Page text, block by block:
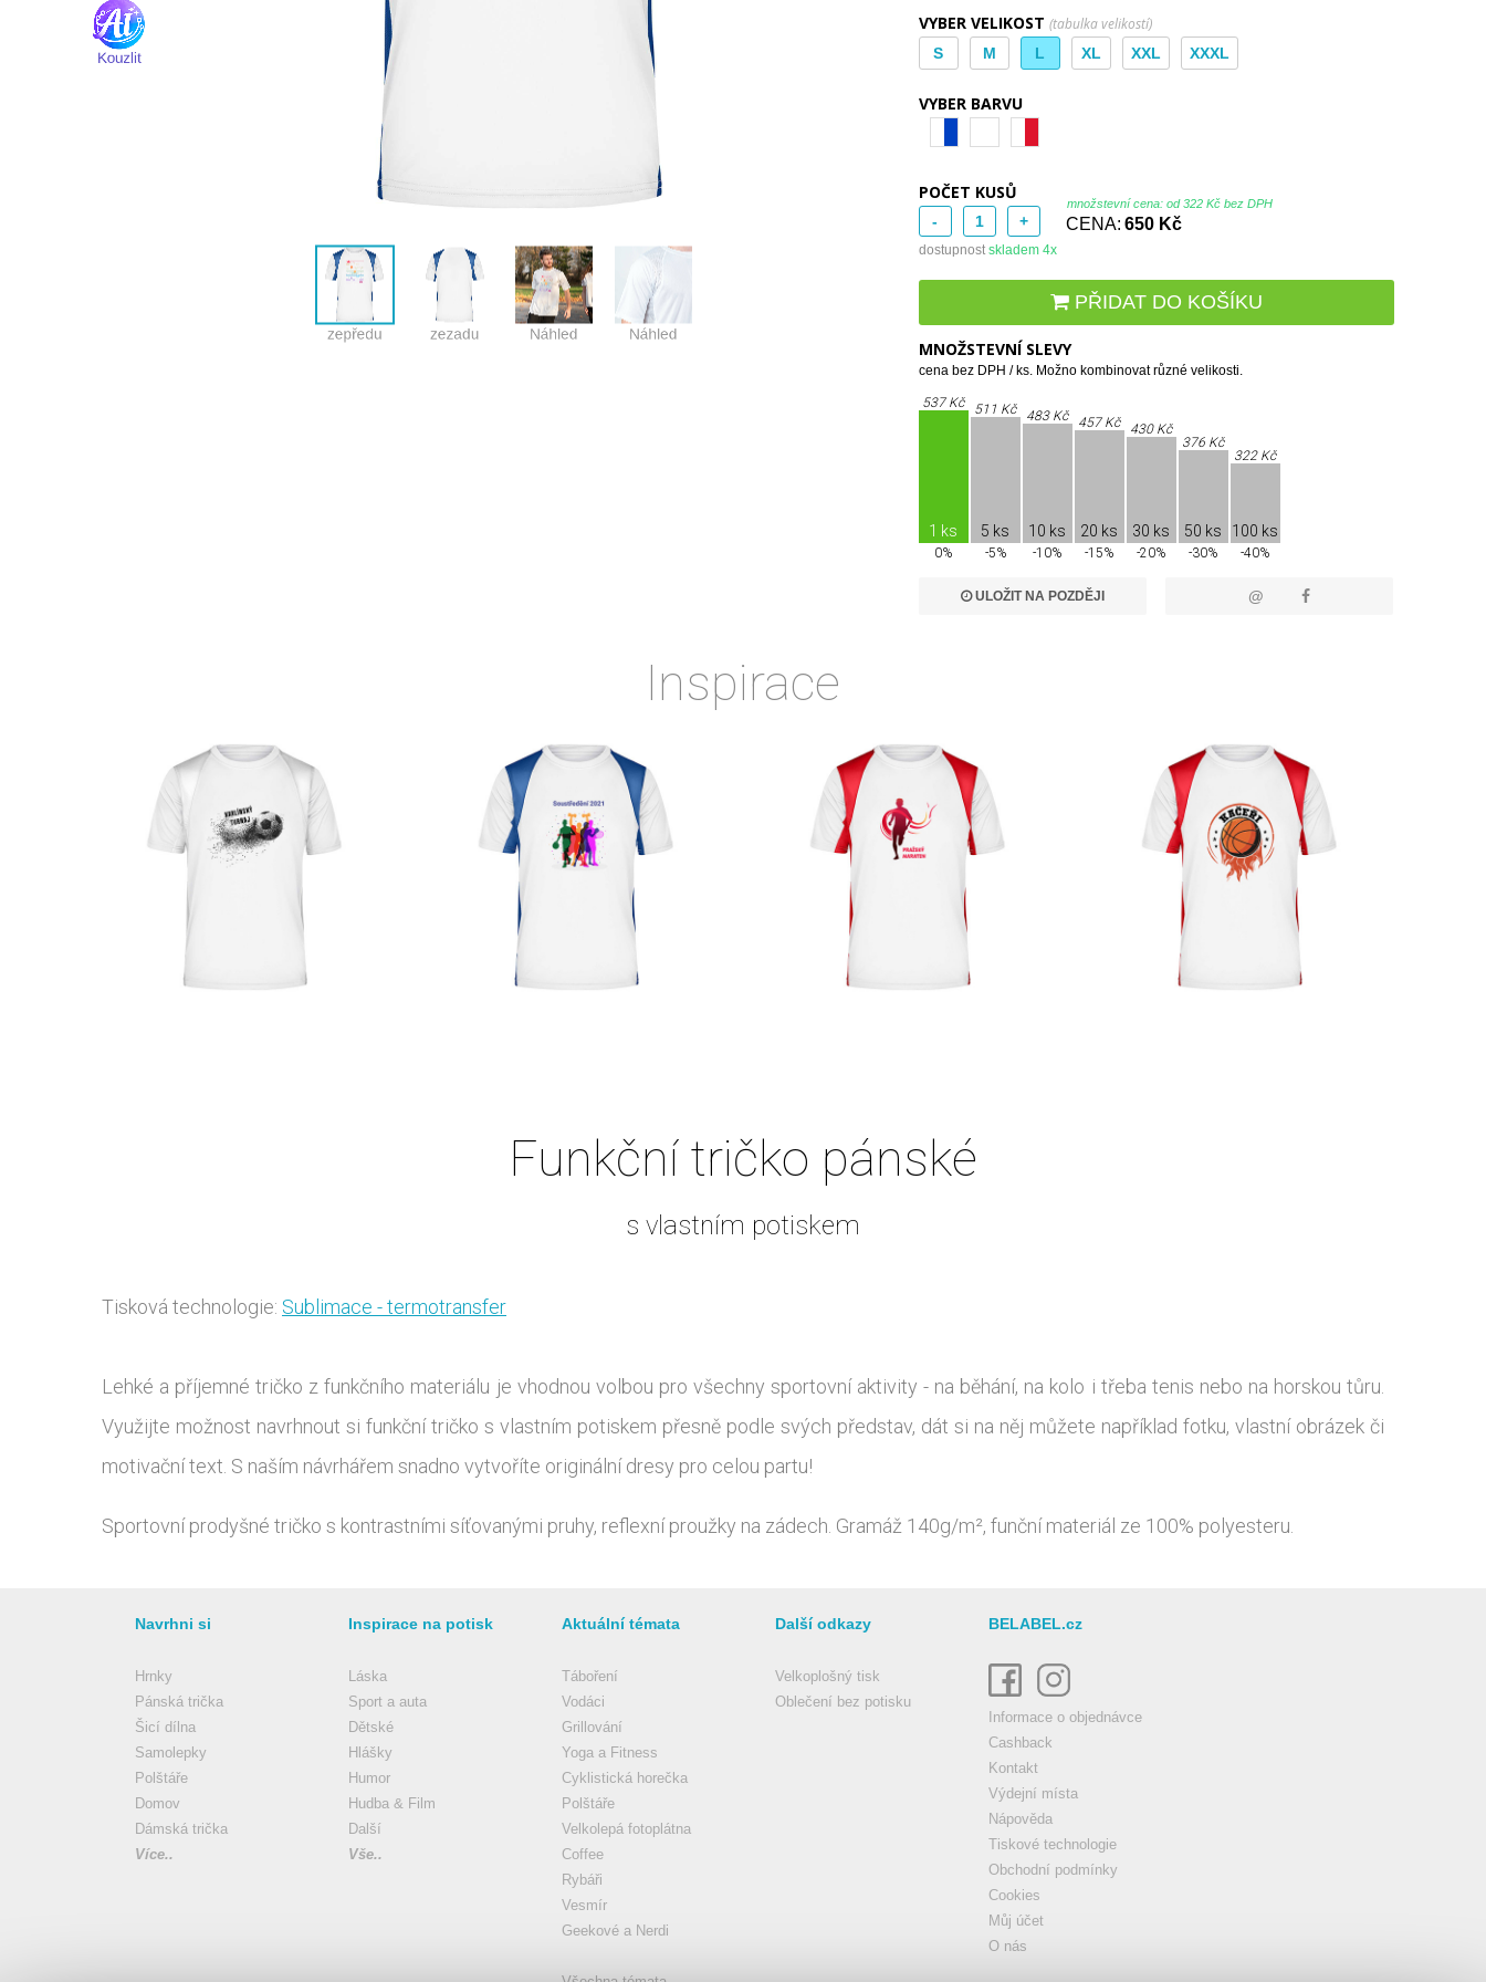
VYBER VELIKOST (tabulka velikostí)
S M L XL XXL XXXL
VYBER BARVU
POČET KUSŮ
množstevní cena: od322 Kč bez DPH
- + CENA: 650 Kč
dostupnostskladem 4x
PŘIDAT DO KOŠÍKU
MNOŽSTEVNÍ SLEVY
cena bez DPH / ks. Možno kombinovat různé velikosti.
537 Kč
1 ks
0%
511 Kč
5 ks
-5%
483 Kč
10 ks
-10%
457 Kč
20 ks
-15%
430 Kč
30 ks
-20%
376 Kč
50 ks
-30%
322 Kč
100 ks
-40%
ULOŽIT NA POZDĚJI @
Inspirace
Funkční tričko pánské
s vlastním potiskem
Tisková technologie: Sublimace - termotransfer
Lehké a příjemné tričko z funkčního materiálu je vhodnou volbou pro všechny sportovní aktivity - na běhání, na kolo i třeba tenis nebo na horskou tůru.
Využijte možnost navrhnout si funkční tričko s vlastním potiskem přesně podle svých představ, dát si na něj můžete například fotku, vlastní obrázek či
motivační text. S naším návrhářem snadno vytvoříte originální dresy pro celou partu!
Sportovní prodyšné tričko s kontrastními síťovanými pruhy, reflexní proužky na zádech. Gramáž 140g/m², funční materiál ze 100% polyesteru.
Navrhni si
Hrnky
Pánská trička
Šicí dílna
Samolepky
Polštáře
Domov
Dámská trička
Více..
Inspirace na potisk
Láska
Sport a auta
Dětské
Hlášky
Humor
Hudba & Film
Další
Vše..
Aktuální témata
Táboření
Vodáci
Grillování
Yoga a Fitness
Cyklistická horečka
Polštáře
Velkolepá fotoplátna
Coffee
Rybáři
Vesmír
Geekové a Nerdi
Další odkazy
Velkoplošný tisk
Oblečení bez potisku
BELABEL.cz
Informace o objednávce
Cashback
Kontakt
Výdejní místa
Nápověda
Tiskové technologie
Obchodní podmínky
Cookies
Můj účet
O nás